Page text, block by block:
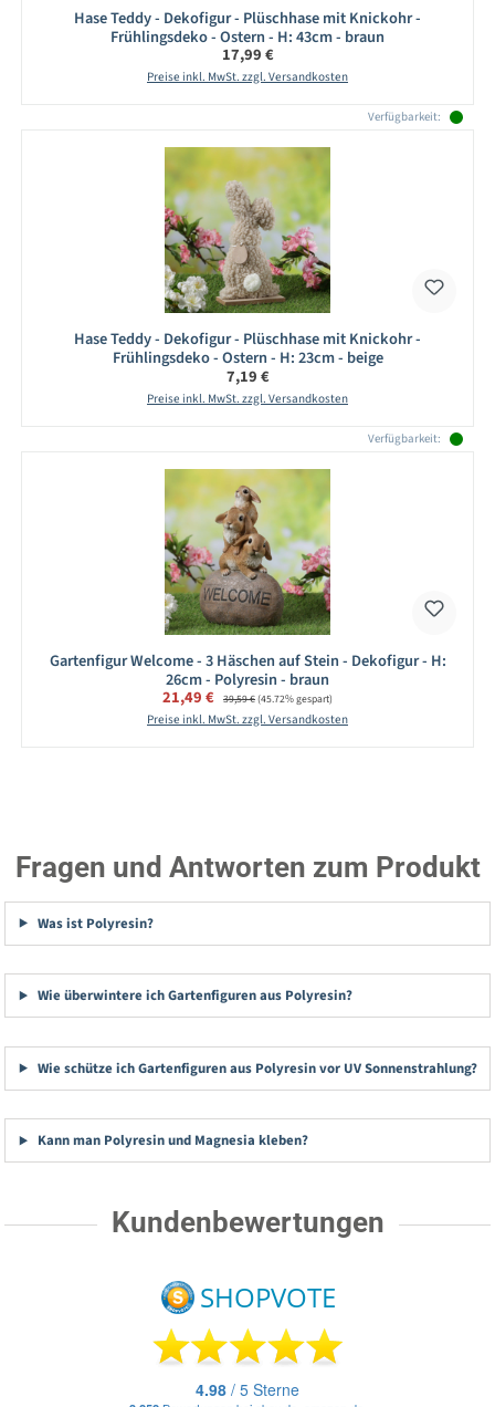
Hase Teddy - Dekofigur - Plüschhase mit Knickohr -
Frühlingsdeko - Ostern - H: 43cm - braun
Regulärer Preis:
17,99 €
Preise inkl. MwSt. zzgl. Versandkosten
Verfügbarkeit:
Hase Teddy - Dekofigur - Plüschhase mit Knickohr -
Frühlingsdeko - Ostern - H: 23cm - beige
Regulärer Preis:
7,19 €
Preise inkl. MwSt. zzgl. Versandkosten
Verfügbarkeit:
Gartenfigur Welcome - 3 Häschen auf Stein - Dekofigur - H:
26cm - Polyresin - braun
Verkaufspreis:
21,49 € Regulärer Preis:
39,59 €(45.72% gespart)
Preise inkl. MwSt. zzgl. Versandkosten
Fragen und Antworten zum Produkt
Was ist Polyresin?
Wie überwintere ich Gartenfiguren aus Polyresin?
Wie schütze ich Gartenfiguren aus Polyresin vor UV Sonnenstrahlung?
Kann man Polyresin und Magnesia kleben?
Kundenbewertungen